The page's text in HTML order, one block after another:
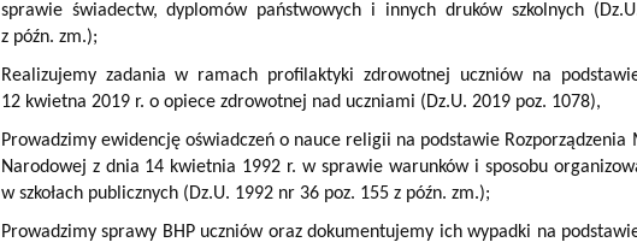
sprawie świadectw, dyplomów państwowych i innych druków szkolnych
z późn. zm.);
Realizujemy zadania w ramach profilaktyki zdrowotnej uczniów na
12 kwietna 2019 r. o opiece zdrowotnej nad uczniami (Dz.U. 2019 poz. 1078),
Prowadzimy ewidencję oświadczeń o nauce religii na podstawie Rozporządzenia
Narodowej z dnia 14 kwietnia 1992 r. w sprawie warunków i sposobu
w szkołach publicznych (Dz.U. 1992 nr 36 poz. 155 z późn. zm.);
Prowadzimy sprawy BHP uczniów oraz dokumentujemy ich wypadki na